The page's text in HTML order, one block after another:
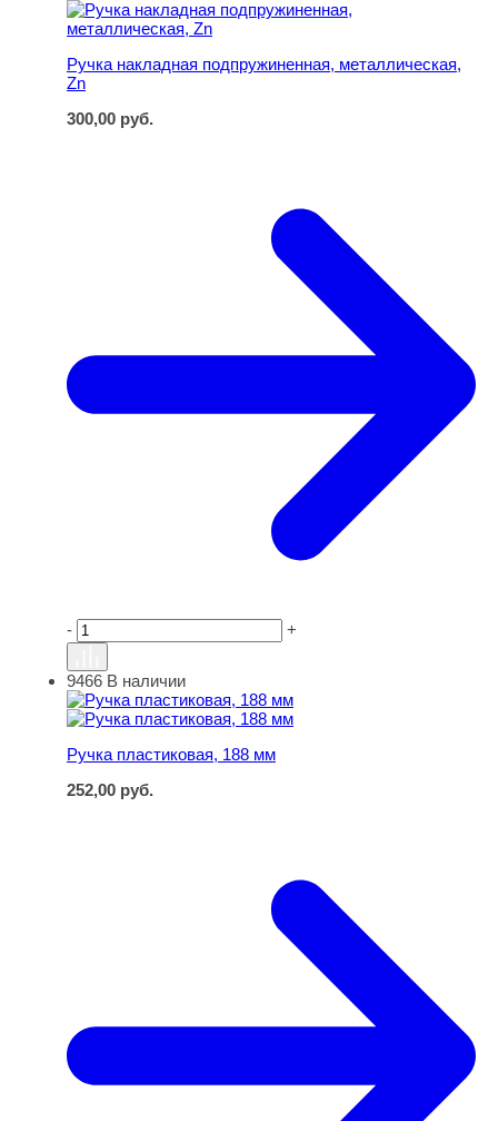
Ручка накладная подпружиненная, металлическая,
Zn
300,00 руб.
- +
Ручка пластиковая, 188 мм
9466 В наличии
Ручка пластиковая, 188 мм
252,00 руб.